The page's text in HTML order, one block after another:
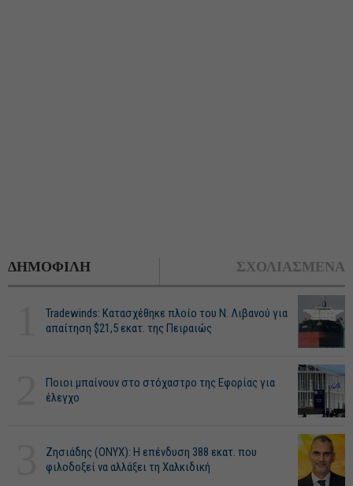
ΔΗΜΟΦΙΛΗ ΣΧΟΛΙΑΣΜΕΝΑ
Tradewinds: Κατασχέθηκε πλοίο του Ν. Λιβανού για
απαίτηση $21,5 εκατ. της Πειραιώς
Ποιοι μπαίνουν στο στόχαστρο της Εφορίας για
έλεγχο
Ζησιάδης (ONYX): Η επένδυση 388 εκατ. που
φιλοδοξεί να αλλάξει τη Χαλκιδική